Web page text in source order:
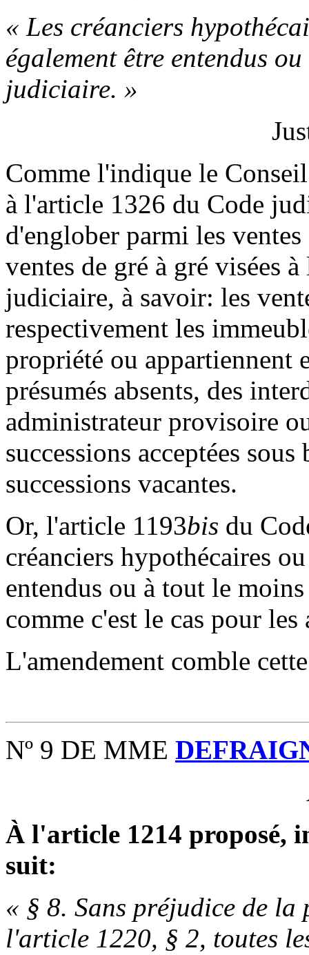
« Les créanciers
également être entendus
judiciaire. »
Comme l'indique le
à l'article 1326 du Code
d'englober parmi les
ventes de gré à gré visées
judiciaire, à savoir: les
respectivement les
propriété ou appartiennent
présumés absents, des
administrateur provisoire
successions acceptées
successions vacantes.
Or, l'article 1193bis du
créanciers hypothécaires
entendus ou à tout le
comme c'est le cas pour les
L'amendement comble
Nº 9 DE MME
À l'article 1214 proposé,
suit:
« § 8. Sans préjudice de la
l'article 1220, § 2, toutes